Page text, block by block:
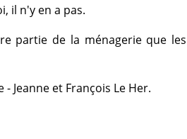
il n'y en a pas.
partie de la ménagerie que les
Jeanne et François Le Her.